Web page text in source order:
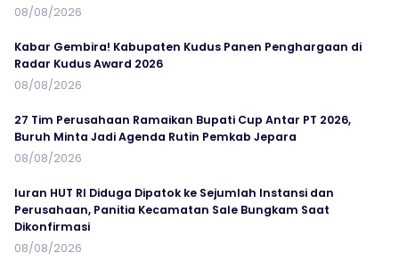
08/08/2026
Kabar Gembira! Kabupaten Kudus Panen Penghargaan di
Radar Kudus Award 2026
08/08/2026
27 Tim Perusahaan Ramaikan Bupati Cup Antar PT 2026,
Buruh Minta Jadi Agenda Rutin Pemkab Jepara
08/08/2026
Iuran HUT RI Diduga Dipatok ke Sejumlah Instansi dan
Perusahaan, Panitia Kecamatan Sale Bungkam Saat
Dikonfirmasi
08/08/2026